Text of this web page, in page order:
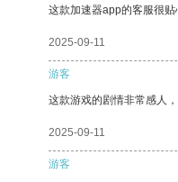
这款加速器app的客服很贴
2025-09-11
游客
这款游戏的剧情非常感人
2025-09-11
游客